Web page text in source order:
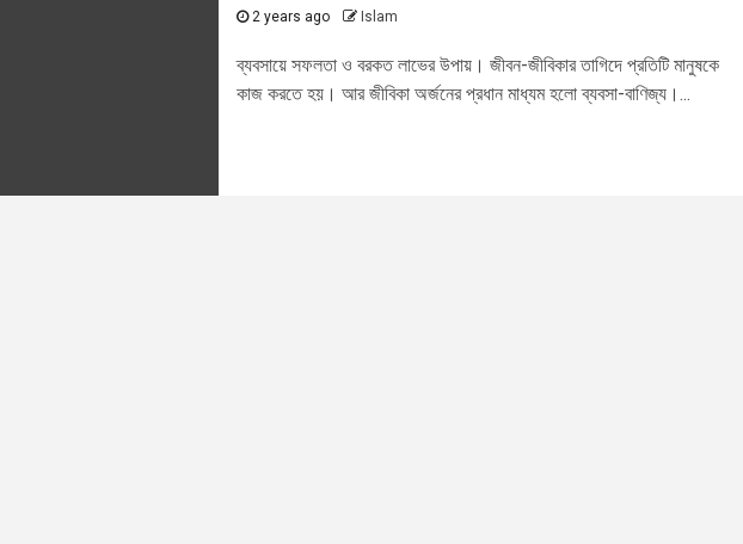
2 years ago Islam
ব্যবসায়ে সফলতা ও বরকত লাভের উপায়। জীবন-জীবিকার তাগিদে প্রতিটি মানুষকে
কাজ করতে হয়। আর জীবিকা অর্জনের প্রধান মাধ্যম হলো ব্যবসা-বাণিজ্য।...